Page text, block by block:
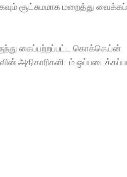
மறைத்து
கைப்பற்றப்பட்ட கொக்கெய்ன்
அதிகாரிகளிடம்